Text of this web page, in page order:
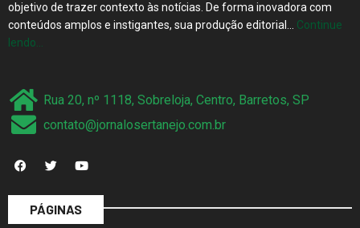
objetivo de trazer contexto às notícias. De forma inovadora com
conteúdos amplos e instigantes, sua produção editorial… Continue
lendo…
Rua 20, nº 1118, Sobreloja, Centro, Barretos, SP
contato@jornalosertanejo.com.br
PÁGINAS